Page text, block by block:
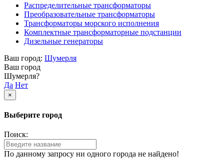
Распределительные трансформаторы
Преобразовательные трансформаторы
Трансформаторы морского исполнения
Комплектные трансформаторные подстанции
Дизельные генераторы
Ваш город: Шумерля
Ваш город
Шумерля?
Да Нет
×
Выберите город
Поиск:
По данному запросу ни одного города не найдено!